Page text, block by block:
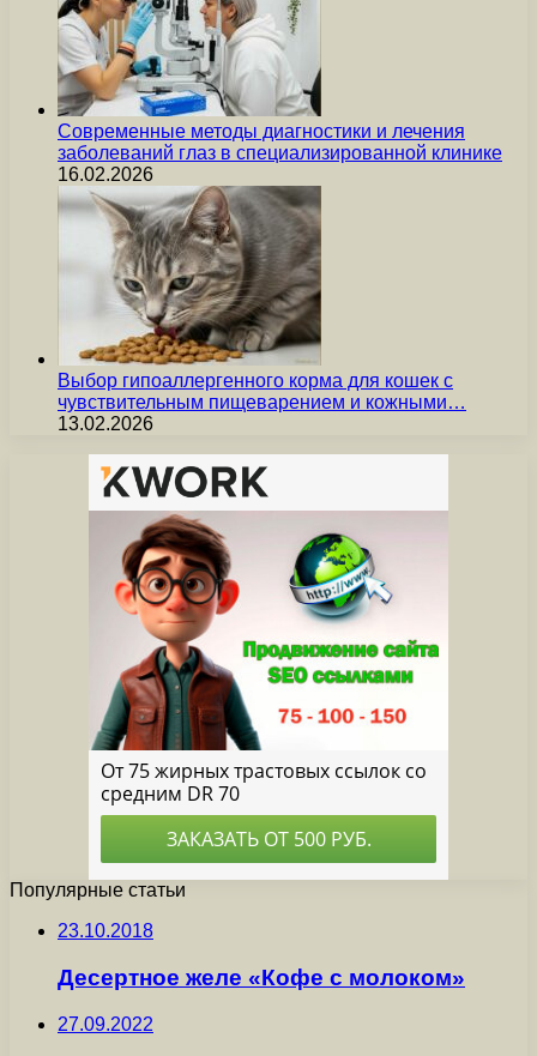
Современные методы диагностики и лечения
заболеваний глаз в специализированной клинике
16.02.2026
Выбор гипоаллергенного корма для кошек с
чувствительным пищеварением и кожными…
13.02.2026
Популярные статьи
23.10.2018
Десертное желе «Кофе с молоком»
27.09.2022